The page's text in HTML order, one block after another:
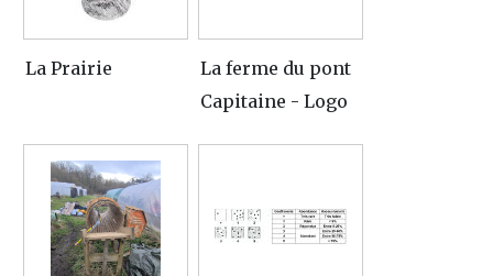
La Prairie
La ferme du pont
Capitaine - Logo